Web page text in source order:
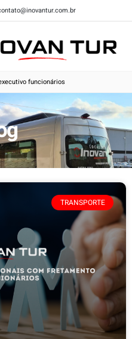
funcionários
TRANSPORTE